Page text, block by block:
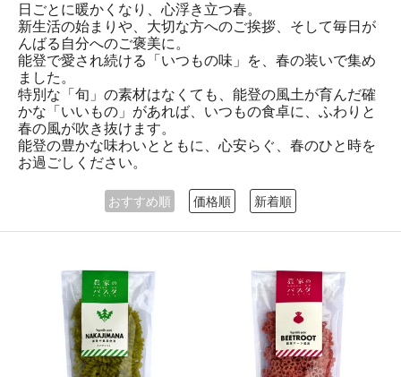
日ごとに暖かくなり、心浮き立つ春。
新生活の始まりや、大切な方へのご挨拶、そして毎日が
んばる自分へのご褒美に。
能登で愛され続ける「いつもの味」を、春の装いで集め
ました。
特別な「旬」の素材はなくても、能登の風土が育んだ確
かな「いいもの」があれば、いつもの食卓に、ふわりと
春の風が吹き抜けます。
能登の豊かな味わいとともに、心安らぐ、春のひと時を
お過ごしください。
おすすめ順 価格順 新着順